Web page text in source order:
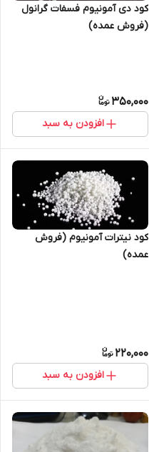
کود دی آمونیوم فسفات گرانول
(فروش عمده)
350,000
افزودن به سبد
کود نیترات آمونیوم (فروش
عمده)
220,000
افزودن به سبد